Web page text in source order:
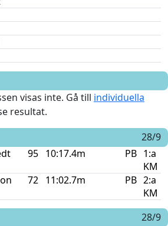
visas inte. Gå till individuella
resultat.
28/9
95 10:17.4m PB 1:a
KM
72 11:02.7m PB 2:a
KM
28/9